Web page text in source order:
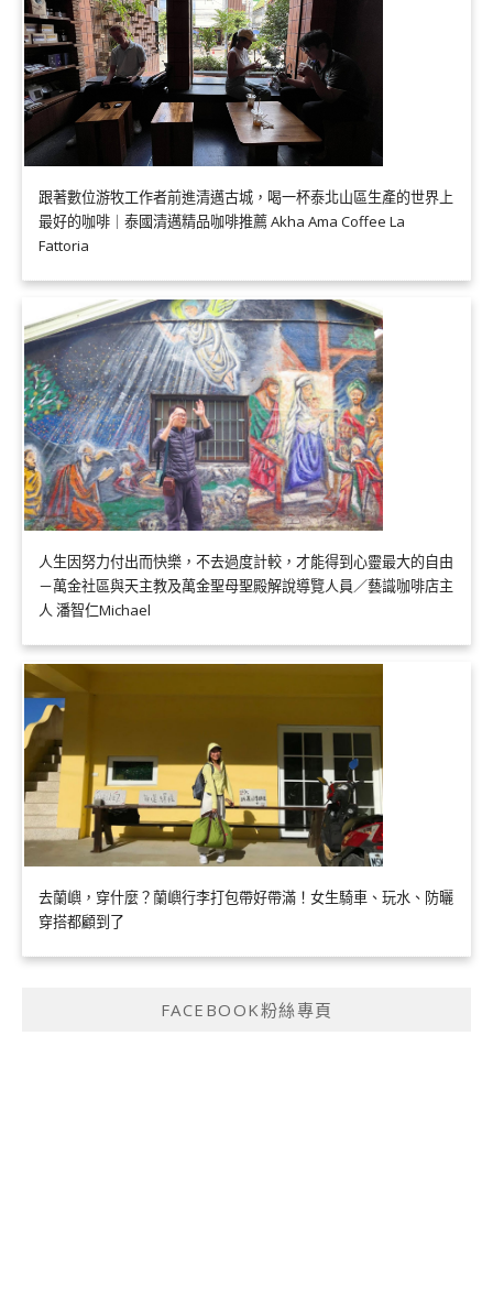
跟著數位游牧工作者前進清邁古城，喝一杯泰北山區生產的世界上
最好的咖啡｜泰國清邁精品咖啡推薦 Akha Ama Coffee La
Fattoria
人生因努力付出而快樂，不去過度計較，才能得到心靈最大的自由
－萬金社區與天主教及萬金聖母聖殿解說導覽人員／藝識咖啡店主
人 潘智仁Michael
去蘭嶼，穿什麼？蘭嶼行李打包帶好帶滿！女生騎車、玩水、防曬
穿搭都顧到了
FACEBOOK粉絲專頁